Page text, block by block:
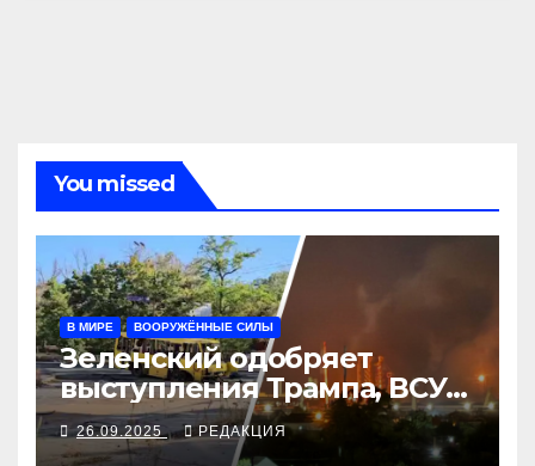
You missed
В МИРЕ ВООРУЖЁННЫЕ СИЛЫ
Зеленский одобряет
выступления Трампа, ВСУ
закрыли Добропольский
рубеж
26.09.2025 РЕДАКЦИЯ